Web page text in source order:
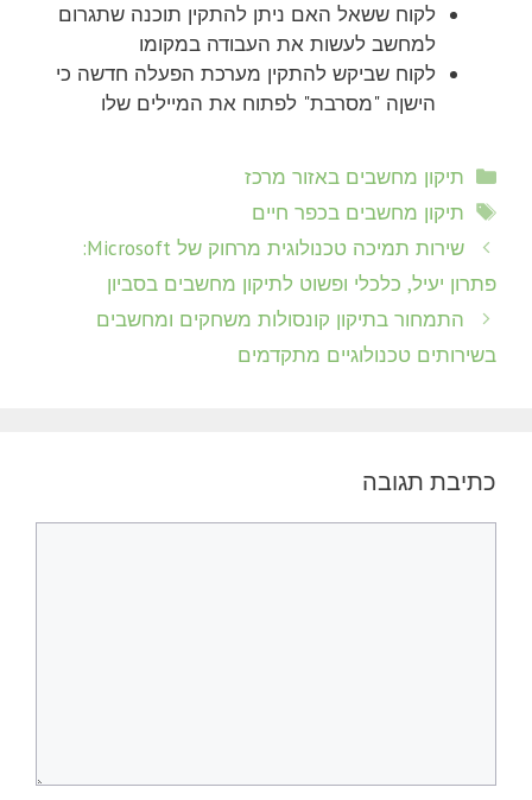
לקוח ששאל האם ניתן להתקין תוכנה שתגרום
למחשב לעשות את העבודה במקומו
לקוח שביקש להתקין מערכת הפעלה חדשה כי
הישןה "מסרבת" לפתוח את המיילים שלו
קטגוריות
תיקון מחשבים באזור מרכז
תגיות
תיקון מחשבים בכפר חיים
שירות תמיכה טכנולוגית מרחוק של Microsoft:
פתרון יעיל, כלכלי ופשוט לתיקון מחשבים בסביון
התמחור בתיקון קונסולות משחקים ומחשבים
בשירותים טכנולוגיים מתקדמים
כתיבת תגובה